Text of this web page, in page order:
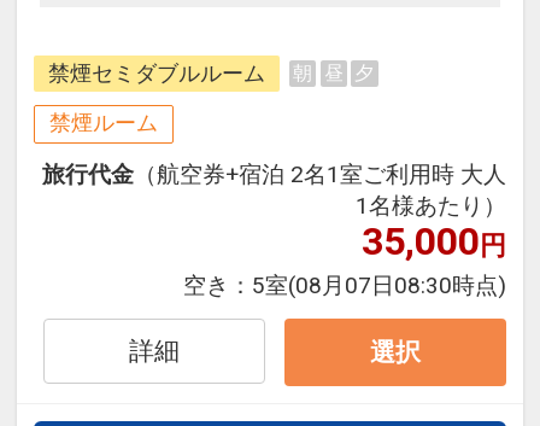
ートやイベント時のご宿泊に最適で
す。OMMや大阪府庁にもほど近くビ
ジネスでのご利用にも◎。京都方面
へのおでかけも京阪電車なら乗り換
えいらず！
禁煙セミダブルルーム 朝 昼 夕
禁煙ルーム
旅行代金 （航空券+宿泊 2名1室ご利用時 大人
1名様あたり）
35,000円
空き： 5室(08月07日08:30時点)
詳細 選択